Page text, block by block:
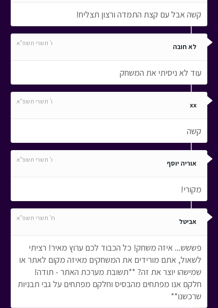
קשה אבל עם קצת התמדה ורצון תצליח!
לא חובה ו' תשרי תשפ"א
עוד לא ניסיתי את המשחק
xx ו' תשרי תשפ"א
קשה
אוריה יוסף ו' תשרי תשפ"א
מקורי!
אביטל ח' תשרי תשפ"א
פששש... איזה משחק! כל הכבוד לכם ערוץ מאיר! רציתי
לשאול, אתם מורידים את המשחקים מאיזה מקום לאתר או
שמישהו יוצר את זה? **תשובת מערכת האתר - תודה!
חלקם אנו מפתחים מהבסיס וחלקם מפתחים על גבי תבניות
שרכשנו**